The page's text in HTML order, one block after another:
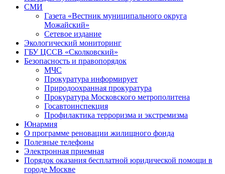
СМИ
Газета «Вестник муниципального округа
Можайский»
Сетевое издание
Экологический мониторинг
ГБУ ЦССВ «Сколковский»
Безопасность и правопорядок
МЧС
Прокуратура информирует
Природоохранная прокуратура
Прокуратура Московского метрополитена
Госавтоинспекция
Профилактика терроризма и экстремизма
Юнармия
О программе реновации жилищного фонда
Полезные телефоны
Электронная приемная
Порядок оказания бесплатной юридической помощи в
городе Москве